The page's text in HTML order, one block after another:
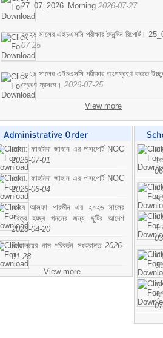
27_07_2026_Morning 2026-07-27
২০২৬ সালের এইচএসসি পরীক্ষার দৈনন্দিন রিপোর্ট।
07-25
২০২৬ সালের এইচএসসি পরীক্ষার অংশগ্রহণ করতে ইচ্ছুক
প্রেরণ প্রসঙ্গে। 2026-07-25
View more
মোসা: ফাহমিদা জাহান এর পাসপোর্ট NOC
2026-07-01
মোসা: ফাহমিদা জাহান এর পাসপোর্ট NOC
2026-06-04
জনাব আলফা পারভীন এর ২০২৬ সালের
পবিত্র হজ্জ্ব গমনের জন্য ছুটির আদেশ
2026-04-20
বিদ্যালয়ের নাম পরিবর্তন সংক্রান্ত 2026-
01-28
View more
06
03